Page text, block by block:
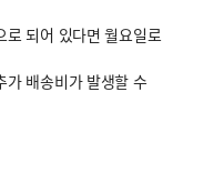
로 되어 있다면 월요일로
가 배송비가 발생할 수